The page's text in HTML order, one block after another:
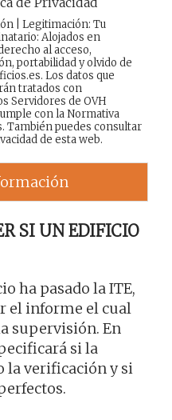
| Legitimación: Tu
Alojados en
al acceso,
portabilidad y olvido de
Los datos que
tratados con
Servidores de OVH
con la Normativa
También puedes consultar
de esta web.
SI UN EDIFICIO
ha pasado la ITE,
el informe el cual
supervisión. En
si la
la verificación y si